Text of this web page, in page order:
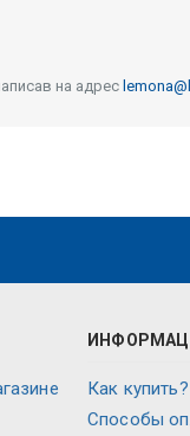
на адрес
Как купить?
Способы